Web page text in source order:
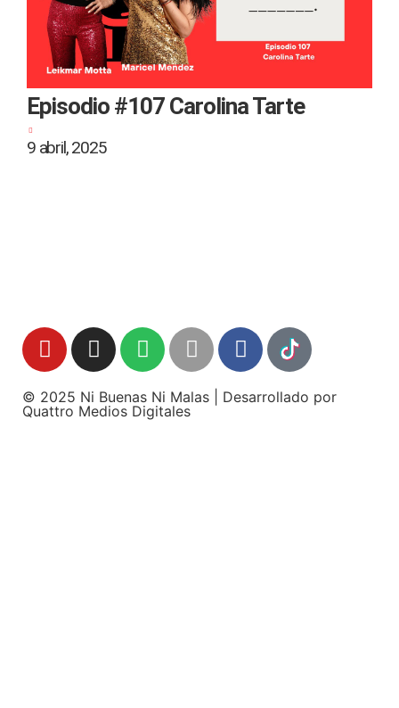
Episodio #107 Carolina Tarte
9 abril, 2025
© 2025 Ni Buenas Ni Malas | Desarrollado por
Quattro Medios Digitales